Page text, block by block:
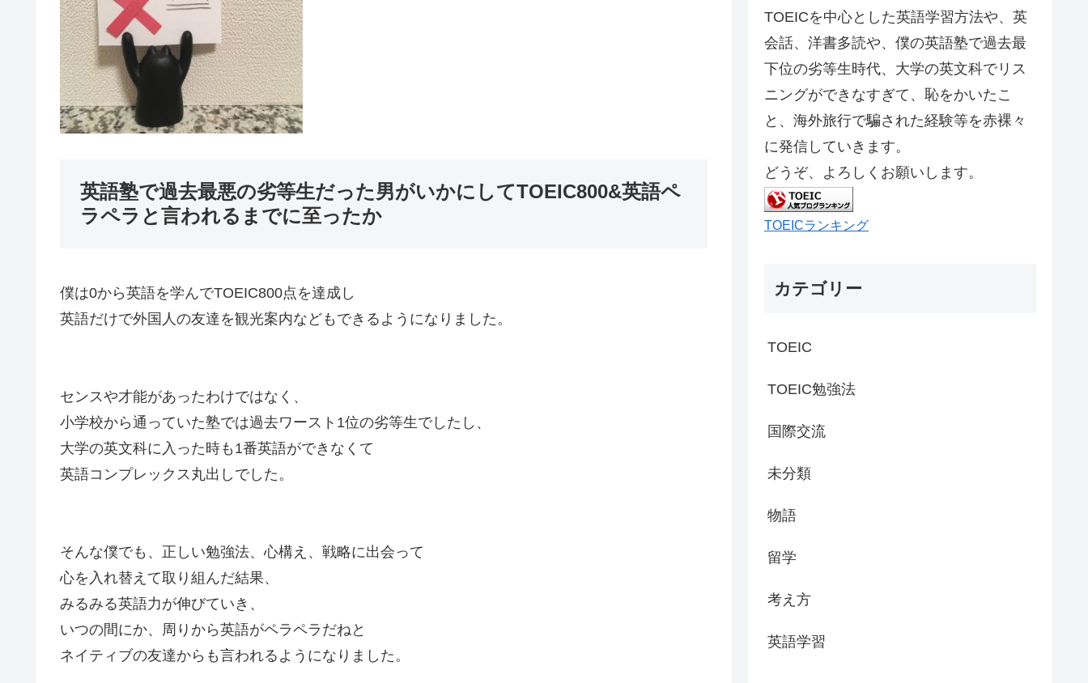
英語塾で過去最悪の劣等生だった男がいかにしてTOEIC800&英語ペ
ラペラと言われるまでに至ったか
僕は0から英語を学んでTOEIC800点を達成し
英語だけで外国人の友達を観光案内などもできるようになりました。
センスや才能があったわけではなく、
小学校から通っていた塾では過去ワースト1位の劣等生でしたし、
大学の英文科に入った時も1番英語ができなくて
英語コンプレックス丸出しでした。
そんな僕でも、正しい勉強法、心構え、戦略に出会って
心を入れ替えて取り組んだ結果、
みるみる英語力が伸びていき、
いつの間にか、周りから英語がペラペラだねと
ネイティブの友達からも言われるようになりました。
TOEICを中心とした英語学習方法や、英
会話、洋書多読や、僕の英語塾で過去最
下位の劣等生時代、大学の英文科でリス
ニングができなすぎて、恥をかいたこ
と、海外旅行で騙された経験等を赤裸々
に発信していきます。
どうぞ、よろしくお願いします。
TOEICランキング
カテゴリー
TOEIC
TOEIC勉強法
国際交流
未分類
物語
留学
考え方
英語学習